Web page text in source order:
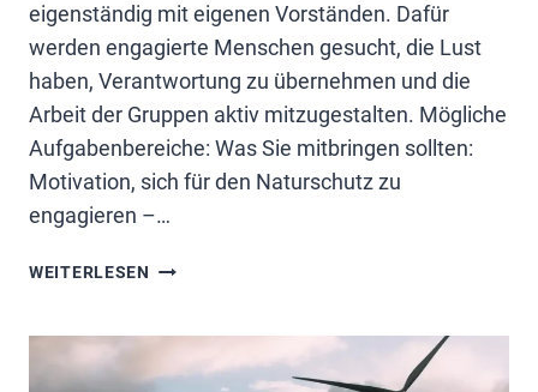
eigenständig mit eigenen Vorständen. Dafür
werden engagierte Menschen gesucht, die Lust
haben, Verantwortung zu übernehmen und die
Arbeit der Gruppen aktiv mitzugestalten. Mögliche
Aufgabenbereiche: Was Sie mitbringen sollten:
Motivation, sich für den Naturschutz zu
engagieren –…
WEITERLESEN AKTIV